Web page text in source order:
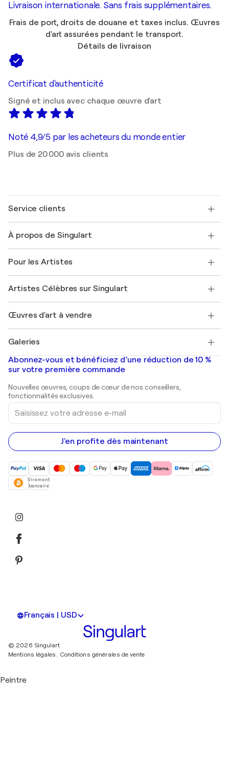
Livraison internationale. Sans frais supplémentaires.
Frais de port, droits de douane et taxes inclus. Œuvres
d'art assurées pendant le transport.
Détails de livraison
Certificat d'authenticité
Signé et inclus avec chaque œuvre d'art
Noté 4,9/5 par les acheteurs du monde entier
Plus de 20 000 avis clients
Service clients
Expédition
Offrir une carte cadeau
Rejoignez notre programme commercial
Mon compte
+33 1 76 44 06 42
À propos de Singulart
FAQ
Magazine Singulart
Emplois
Découvrez une sélection d'art original
Pour les Artistes
Se connecter en tant qu'Artiste
Artistes Célèbres sur Singulart
Marc Chagall
Banksy
Mr. Brainwash
Shepard Fairey
Œuvres d'art à vendre
Tableaux abstraits à vendre
Peintures de paysage
Estampes
Peintures acryliques
Galeries
Galeries d'art en France
Galeries d'art en Belgique
Abonnez-vous et bénéficiez d’une réduction de 10 %
sur votre première commande
Nouvelles œuvres, coups de cœur de nos conseillers,
fonctionnalités exclusives.
Saisissez
votre
adresse
e-
mail
J'en profite dès maintenant
Virement
bancaire
Français | USD
© 2026 Singulart
Mentions légales. Conditions générales de vente
Peintre